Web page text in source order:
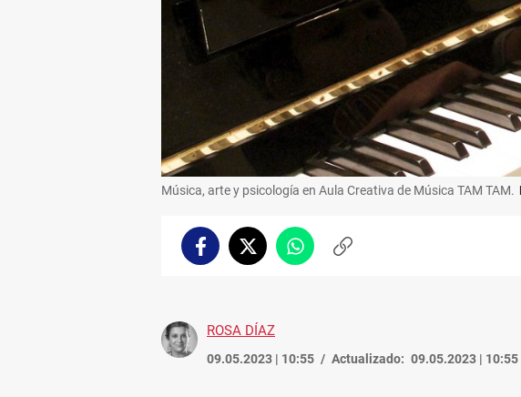
Música, arte y psicología en Aula Creativa de Música TAM TAM.
FacebookTwitterWhatsappCopiar
ROSA DÍAZ
09.05.2023 | 10:55 Actualizado: 09.05.2023 | 10:55